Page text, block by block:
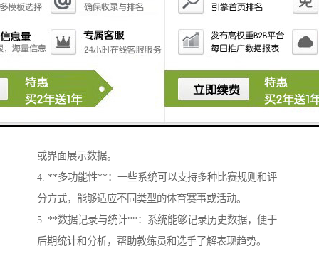
计时计分系统通常具备以下几个特点：
1. **实时性**：系统能够实时记录和更新计时和计分信
息，确保数据的即时性和准确性。
2. **准确性**：系统应具备高精度的计时功能，能够准
确地计算比赛时间和得分，避免人为误差。
或界面展示数据。
4. **多功能性**：一些系统可以支持多种比赛规则和评
分方式，能够适应不同类型的体育赛事或活动。
5. **数据记录与统计**：系统能够记录历史数据，便于
后期统计和分析，帮助教练员和选手了解表现趋势。